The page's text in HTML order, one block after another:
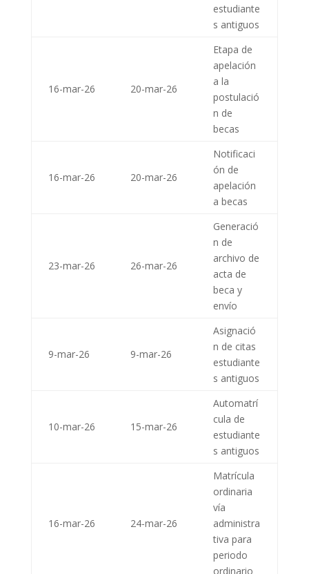
estudiante
s antiguos
16-mar-26 20-mar-26
Etapa de
apelación
a la
postulació
n de
becas
16-mar-26 20-mar-26
Notificaci
ón de
apelación
a becas
23-mar-26 26-mar-26
Generació
n de
archivo de
acta de
beca y
envío
9-mar-26 9-mar-26
Asignació
n de citas
estudiante
s antiguos
10-mar-26 15-mar-26
Automatrí
cula de
estudiante
s antiguos
16-mar-26 24-mar-26
Matrícula
ordinaria
vía
administra
tiva para
periodo
ordinario